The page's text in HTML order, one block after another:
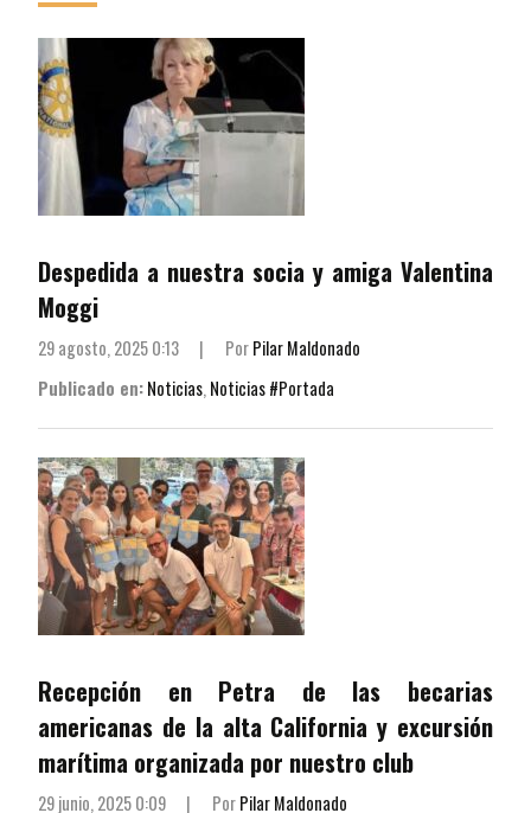
Despedida a nuestra socia y amiga Valentina
Moggi
29 agosto, 2025 0:13 | PorPilar Maldonado
Publicado en:Noticias,Noticias #Portada
Recepción en Petra de las becarias
americanas de la alta California y excursión
marítima organizada por nuestro club
29 junio, 2025 0:09 | PorPilar Maldonado